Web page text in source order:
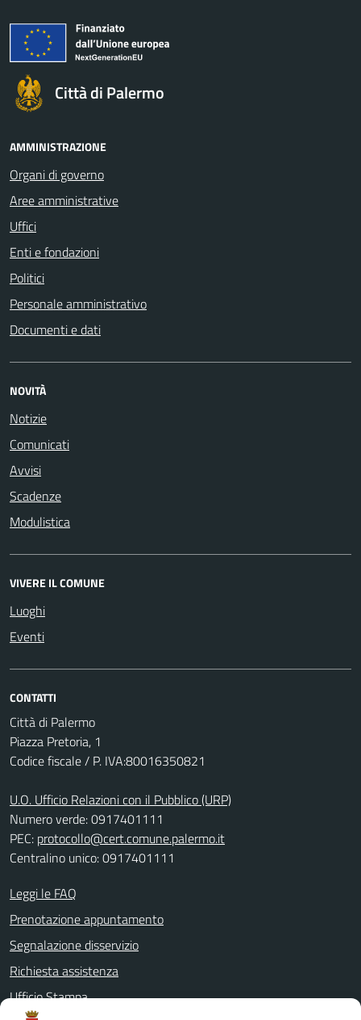
Città di Palermo
AMMINISTRAZIONE
Organi di governo
Aree amministrative
Uffici
Enti e fondazioni
Politici
Personale amministrativo
Documenti e dati
NOVITÀ
Notizie
Comunicati
Avvisi
Scadenze
Modulistica
VIVERE IL COMUNE
Luoghi
Eventi
CONTATTI
Città di Palermo
Piazza Pretoria, 1
Codice fiscale / P. IVA:80016350821
U.O. Ufficio Relazioni con il Pubblico (URP)
Numero verde: 0917401111
PEC: protocollo@cert.comune.palermo.it
Centralino unico: 0917401111
Leggi le FAQ
Prenotazione appuntamento
Segnalazione disservizio
Richiesta assistenza
Ufficio Stampa